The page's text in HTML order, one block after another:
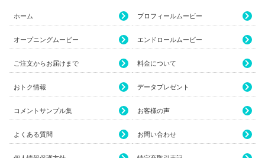
ホーム プロフィールムービー
オープニングムービー エンドロールムービー
ご注文からお届けまで 料金について
おトク情報 データプレゼント
コメントサンプル集 お客様の声
よくある質問 お問い合わせ